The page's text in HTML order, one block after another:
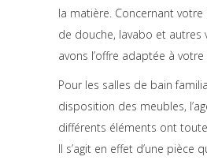
la matière. Concernant votre
de douche, lavabo et autres
avons l’offre adaptée à
Pour les salles de bain
disposition des meubles,
différents éléments ont
Il s’agit en effet d’une pièce